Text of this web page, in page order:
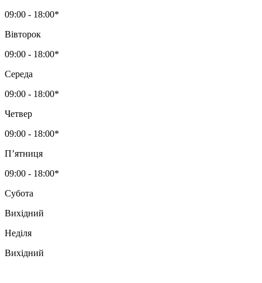
09:00 - 18:00*
Вівторок
09:00 - 18:00*
Середа
09:00 - 18:00*
Четвер
09:00 - 18:00*
Пʼятниця
09:00 - 18:00*
Субота
Вихідний
Неділя
Вихідний